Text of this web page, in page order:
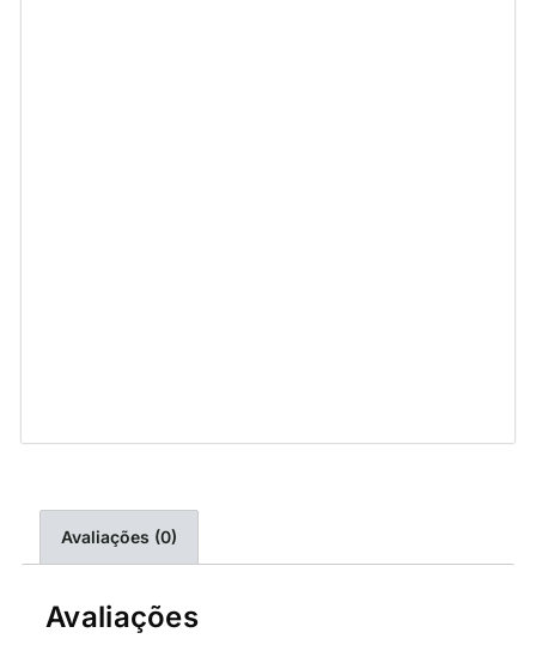
Avaliações (0)
Avaliações